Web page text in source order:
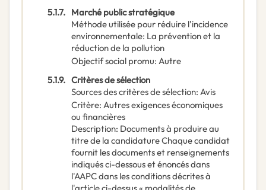
5.1.7. Marché public stratégique
Méthode utilisée pour réduire l’incidence
environnementale: La prévention et la
réduction de la pollution
Objectif social promu: Autre
5.1.9. Critères de sélection
Sources des critères de sélection: Avis
Critère: Autres exigences économiques
ou financières
Description: Documents à produire au
titre de la candidature Chaque candidat
fournit les documents et renseignements
indiqués ci-dessous et énoncés dans
l'AAPC dans les conditions décrites à